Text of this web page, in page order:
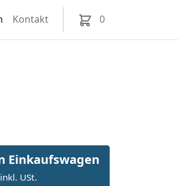
Kontakt 0
Einkaufswagen
inkl. USt.